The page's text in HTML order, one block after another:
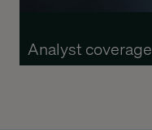
Analyst coverage